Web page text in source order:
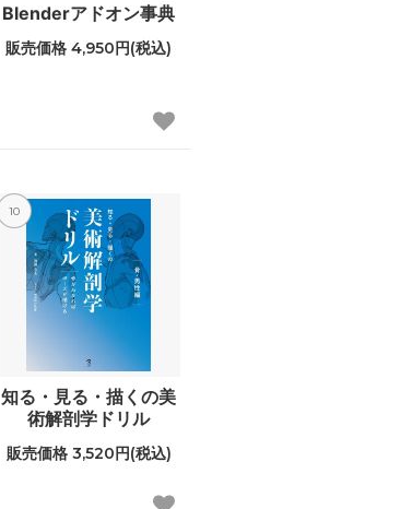
Blenderアドオン事典
販売価格 4,950円(税込)
10
知る・見る・描くの美
術解剖学ドリル
販売価格 3,520円(税込)